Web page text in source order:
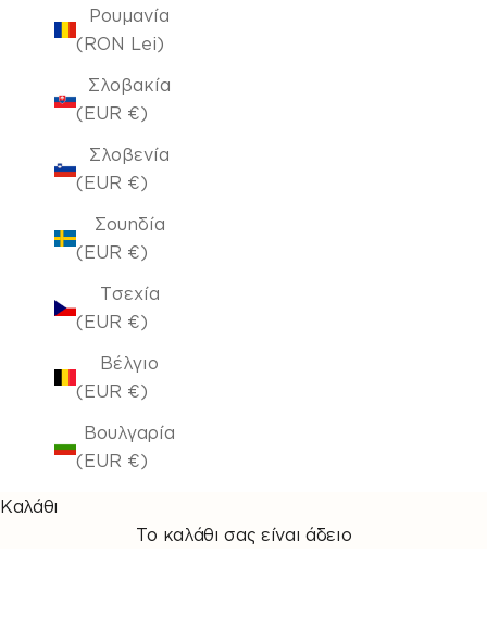
Ρουμανία
(RON Lei)
Σλοβακία
(EUR €)
Σλοβενία
(EUR €)
Σουηδία
(EUR €)
Τσεχία
(EUR €)
Βέλγιο
(EUR €)
Βουλγαρία
(EUR €)
Καλάθι
Το καλάθι σας είναι άδειο